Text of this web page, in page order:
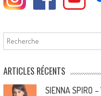
Rechercher
ARTICLES RÉCENTS
SIENNA SPIRO